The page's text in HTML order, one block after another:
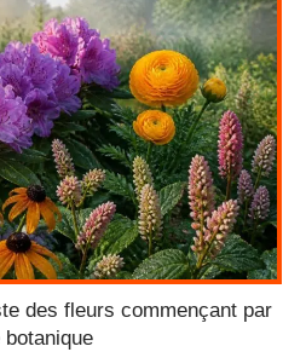
des fleurs commençant par